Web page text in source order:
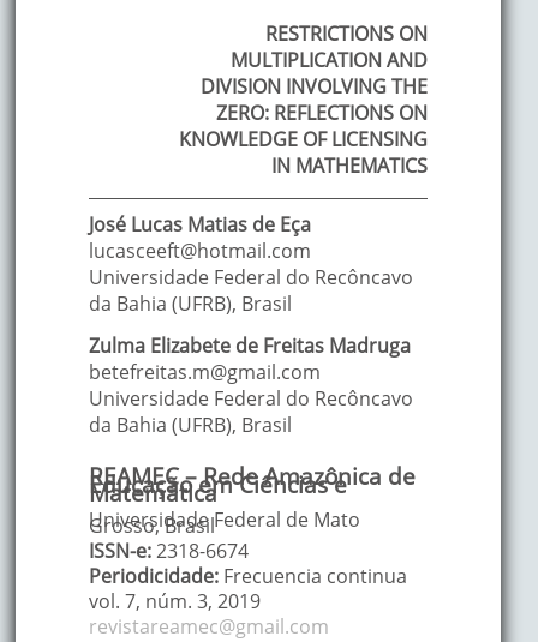
RESTRICTIONS ON
MULTIPLICATION AND
DIVISION INVOLVING THE
ZERO: REFLECTIONS ON
KNOWLEDGE OF LICENSING
IN MATHEMATICS
José Lucas Matias de Eça
lucasceeft@hotmail.com
Universidade Federal do Recôncavo
da Bahia (UFRB), Brasil
Zulma Elizabete de Freitas Madruga
betefreitas.m@gmail.com
Universidade Federal do Recôncavo
da Bahia (UFRB), Brasil
REAMEC – Rede Amazônica de
Educação em Ciências e
Matemática
Universidade Federal de Mato
Grosso, Brasil
ISSN-e:2318-6674
Periodicidade: Frecuencia continua
vol. 7, núm. 3, 2019
revistareamec@gmail.com